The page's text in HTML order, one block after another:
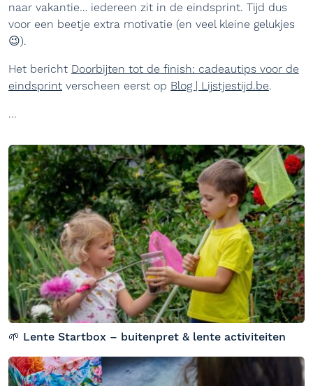
naar vakantie… iedereen zit in de eindsprint. Tijd dus
voor een beetje extra motivatie (en veel kleine gelukjes
😉).
Het bericht Doorbijten tot de finish: cadeautips voor de
eindsprint verscheen eerst op Blog | Lijstjestijd.be.
...
🌱 Lente Startbox – buitenpret & lente activiteiten